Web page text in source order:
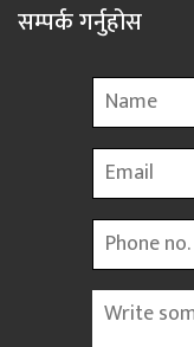
सम्पर्क गर्नुहोस
Name
Email
Phone
Message